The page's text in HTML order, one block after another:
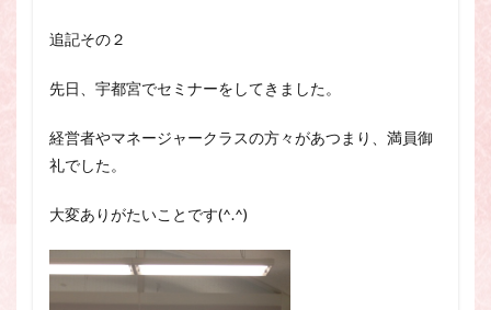
追記その２
先日、宇都宮でセミナーをしてきました。
経営者やマネージャークラスの方々があつまり、満員御
礼でした。
大変ありがたいことです(^.^)